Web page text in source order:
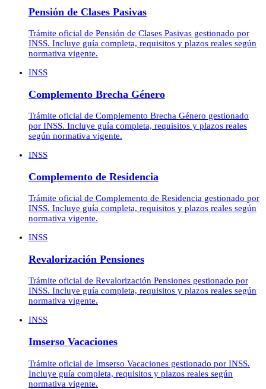
Pensión de Clases Pasivas
Trámite oficial de Pensión de Clases Pasivas gestionado por
INSS. Incluye guía completa, requisitos y plazos reales según
normativa vigente.
INSS
Complemento Brecha Género
Trámite oficial de Complemento Brecha Género gestionado
por INSS. Incluye guía completa, requisitos y plazos reales
según normativa vigente.
INSS
Complemento de Residencia
Trámite oficial de Complemento de Residencia gestionado por
INSS. Incluye guía completa, requisitos y plazos reales según
normativa vigente.
INSS
Revalorización Pensiones
Trámite oficial de Revalorización Pensiones gestionado por
INSS. Incluye guía completa, requisitos y plazos reales según
normativa vigente.
INSS
Imserso Vacaciones
Trámite oficial de Imserso Vacaciones gestionado por INSS.
Incluye guía completa, requisitos y plazos reales según
normativa vigente.